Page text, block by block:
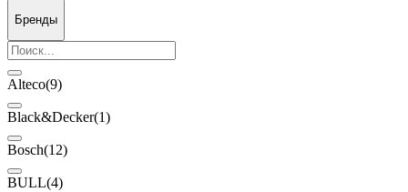
Бренды
Alteco(9)
Black&Decker(1)
Bosch(12)
BULL(4)